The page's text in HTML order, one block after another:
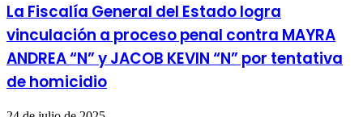
La Fiscalía General del Estado logra
vinculación a proceso penal contra MAYRA
ANDREA “N” y JACOB KEVIN “N” por tentativa
de homicidio